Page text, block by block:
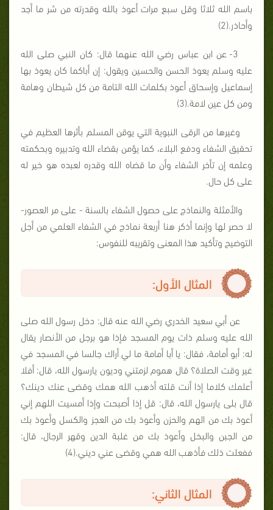
باسم الله ثلاثا وقل سبع مرات أعوذ بالله وقدرته من شر ما أجد
وأحاذر.(2)
3- عن ابن عباس رضي الله عنهما قال: كان النبي صلى الله
عليه وسلم يعوذ الحسن والحسين ويقول: إن أباكما كان يعوذ بها
إسماعيل وإسحاق أعوذ بكلمات الله التامة من كل شيطان وهامة
ومن كل عين لامة.(3)
وغيرها من الرقى النبوية التي يوقن المسلم بأثرها العظيم في
تحقيق الشفاء ودفع البلاء، كما يؤمن بقضاء الله وتدبيره وبحكمته
وعلمه إن تأخر الشفاء وأن ما قضاه الله وقدره لعبده هو خير له
على كل حال.
والأمثلة والنماذج على حصول الشفاء بالسنة - على مر العصور-
لا حصر لها وإنما أذكر هنا أربعة نماذج في الشفاء العلمي من أجل
التوضيح وتأكيد هذا المعنى وتقريبه للنفوس:
المثال الأول:
عن أبي سعيد الخدري رضي الله عنه قال: دخل رسول الله صلى
الله عليه وسلم ذات يوم المسجد فإذا هو برجل من الأنصار يقال
له: أبو أمامة، فقال: يا أبا أمامة ما لي أراك جالسا في المسجد في
غير وقت الصلاة؟ قال هموم لزمتني وديون يارسول الله، قال: أفلا
أعلمك كلاما إذا أنت قلته أذهب الله همك وقضى عنك دينك؟
قال بلى يارسول الله، قال: قل إذا أصبحت وإذا أمسيت اللهم إني
أعوذ بك من الهم والحزن وأعوذ بك من العجز والكسل وأعوذ بك
من الجبن والبخل وأعوذ بك من غلبة الدين وقهر الرجال، قال:
ففعلت ذلك فأذهب الله همي وقضى عني ديني.(4)
المثال الثاني: